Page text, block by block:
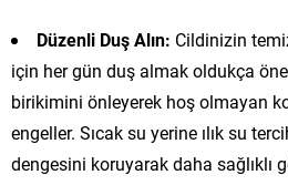
Düzenli Duş Alın: Cildinizin
için her gün duş almak oldukça
birikimini önleyerek hoş olmayan
engeller. Sıcak su yerine ılık su
dengesini koruyarak daha sağlıklı